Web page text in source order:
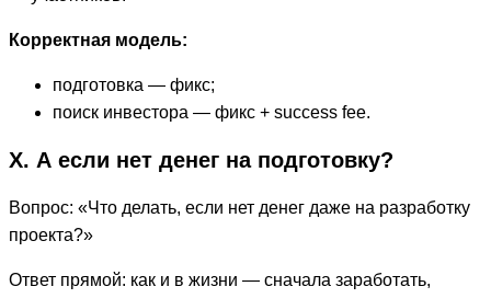
Корректная модель:
подготовка — фикс;
поиск инвестора — фикс + success fee.
X. А если нет денег на подготовку?
Вопрос: «Что делать, если нет денег даже на разработку
проекта?»
Ответ прямой: как и в жизни — сначала заработать,